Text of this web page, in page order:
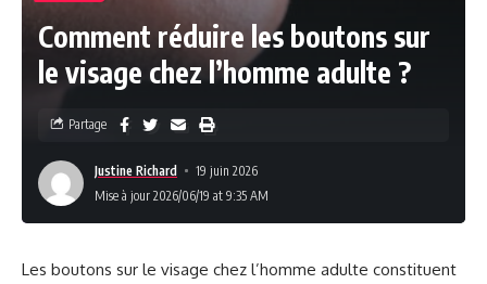
Comment réduire les boutons sur
le visage chez l’homme adulte ?
Justine Richard
19 juin 2026
Mise à jour 2026/06/19 at 9:35 AM
Partage
Les boutons sur le visage chez l’homme adulte constituent